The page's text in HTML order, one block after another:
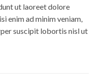
ut laoreet dolore
enim ad minim veniam,
suscipit lobortis nisl ut